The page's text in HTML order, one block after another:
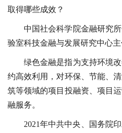
取得哪些成效？
中国社会科学院金融研究
验室科技金融与发展研究中心主
绿色金融是指为支持环境
约高效利用，对环保、节能、
筑等领域的项目投融资、项目
融服务。
2021年中共中央、国务院